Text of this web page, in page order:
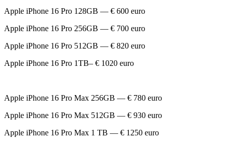
Apple iPhone 16 Pro 128GB — € 600 euro
Apple iPhone 16 Pro 256GB — € 700 euro
Apple iPhone 16 Pro 512GB — € 820 euro
Apple iPhone 16 Pro 1TB– € 1020 euro
Apple iPhone 16 Pro Max 256GB — € 780 euro
Apple iPhone 16 Pro Max 512GB — € 930 euro
Apple iPhone 16 Pro Max 1 TB — € 1250 euro